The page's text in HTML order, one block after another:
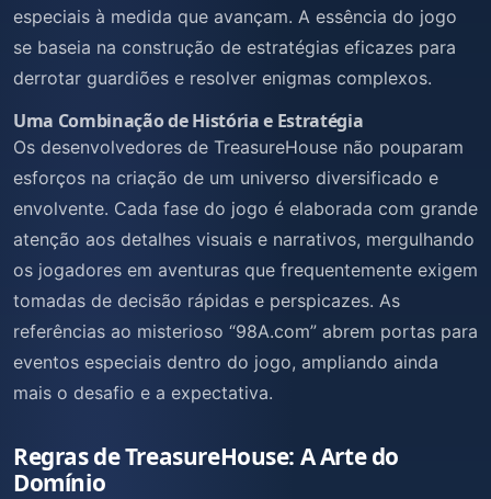
especiais à medida que avançam. A essência do jogo
se baseia na construção de estratégias eficazes para
derrotar guardiões e resolver enigmas complexos.
Uma Combinação de História e Estratégia
Os desenvolvedores de TreasureHouse não pouparam
esforços na criação de um universo diversificado e
envolvente. Cada fase do jogo é elaborada com grande
atenção aos detalhes visuais e narrativos, mergulhando
os jogadores em aventuras que frequentemente exigem
tomadas de decisão rápidas e perspicazes. As
referências ao misterioso “98A.com” abrem portas para
eventos especiais dentro do jogo, ampliando ainda
mais o desafio e a expectativa.
Regras de TreasureHouse: A Arte do
Domínio